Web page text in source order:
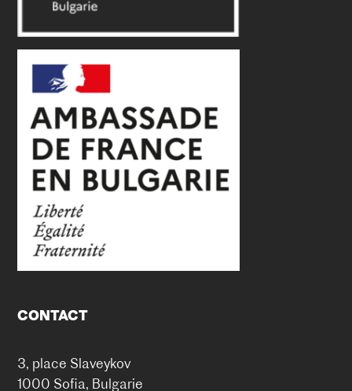
CONTACT
3, place Slaveykov
1000 Sofia, Bulgarie